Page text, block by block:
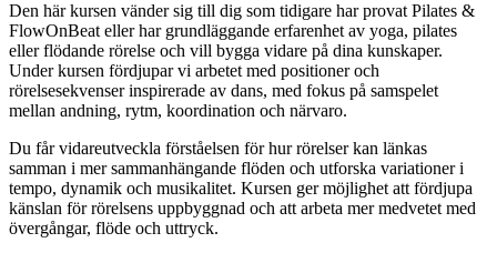
Den här kursen vänder sig till dig som tidigare har provat Pilates &
FlowOnBeat eller har grundläggande erfarenhet av yoga, pilates
eller flödande rörelse och vill bygga vidare på dina kunskaper.
Under kursen fördjupar vi arbetet med positioner och
rörelsesekvenser inspirerade av dans, med fokus på samspelet
mellan andning, rytm, koordination och närvaro.
Du får vidareutveckla förståelsen för hur rörelser kan länkas
samman i mer sammanhängande flöden och utforska variationer i
tempo, dynamik och musikalitet. Kursen ger möjlighet att fördjupa
känslan för rörelsens uppbyggnad och att arbeta mer medvetet med
övergångar, flöde och uttryck.